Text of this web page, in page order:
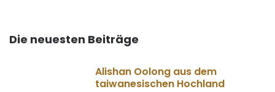
Die neuesten Beiträge
Alishan Oolong aus dem
taiwanesischen Hochland